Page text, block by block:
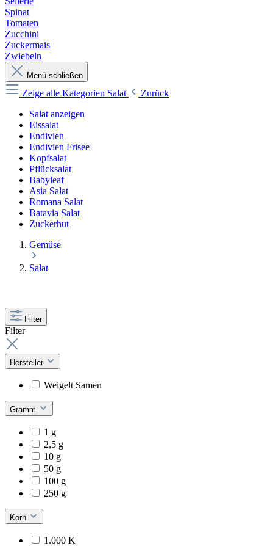
Spinat
Tomaten
Zucchini
Zuckermais
Zwiebeln
Menü schließen
Zeige alle Kategorien Salat
Zurück
Salat anzeigen
Eissalat
Endivien
Endivien Frisee
Kopfsalat
Pflücksalat
Babyleaf
Asia Salat
Romana Salat
Batavia Salat
Zuckerhut
Gemüse
Salat
Filter
Filter
Hersteller
Weigelt Samen
Gramm
1 g
2,5 g
10 g
50 g
100 g
250 g
Korn
1.000 K